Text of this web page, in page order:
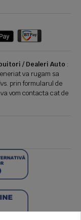
/ Dealeri Auto :
va rugam sa
prin formularul de
vom contacta cat de